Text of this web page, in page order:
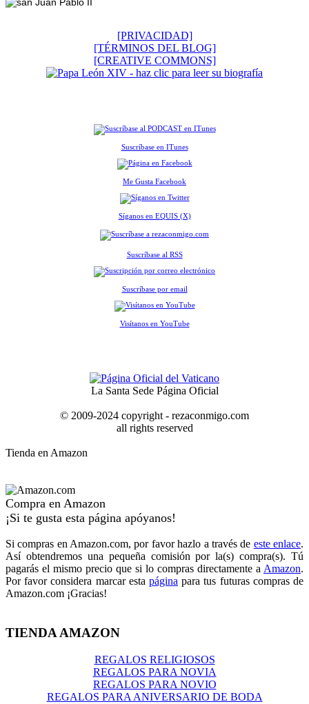
[PRIVACIDAD]
[TÉRMINOS DEL BLOG]
[CREATIVE COMMONS]
Suscríbase en ITunes
Me Gusta Facebook
Síganos en EQUIS (X)
Suscríbase al RSS
Suscríbase por email
Visítanos en YouTube
La Santa Sede Página Oficial
© 2009-2024 copyright - rezaconmigo.com
all rights reserved
Tienda en Amazon
Compra en Amazon
¡Si te gusta esta página apóyanos!
Si compras en Amazon.com, por favor hazlo a través de este enlace.
Así obtendremos una pequeña comisión por la(s) compra(s). Tú
pagarás el mismo precio que si lo compras directamente a Amazon.
Por favor considera marcar esta página para tus futuras compras de
Amazon.com ¡Gracias!
TIENDA AMAZON
REGALOS RELIGIOSOS
REGALOS PARA NOVIA
REGALOS PARA NOVIO
REGALOS PARA ANIVERSARIO DE BODA